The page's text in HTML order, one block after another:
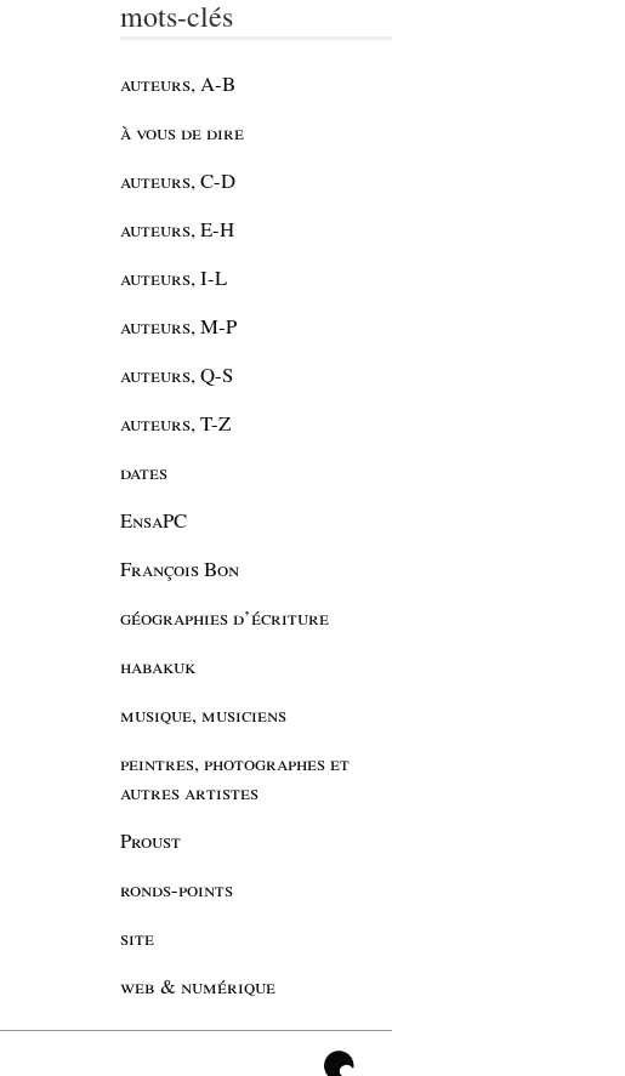
mots-clés
auteurs, A-B
à vous de dire
auteurs, C-D
auteurs, E-H
auteurs, I-L
auteurs, M-P
auteurs, Q-S
auteurs, T-Z
dates
EnsaPC
François Bon
géographies d’écriture
habakuk
musique, musiciens
peintres, photographes et
autres artistes
Proust
ronds-points
site
web & numérique